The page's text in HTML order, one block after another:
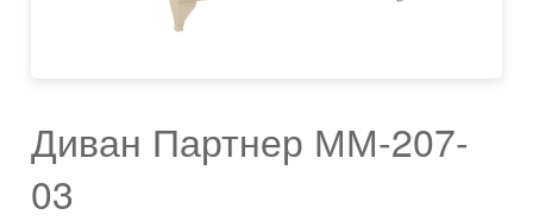
Диван Партнер ММ-207-
03